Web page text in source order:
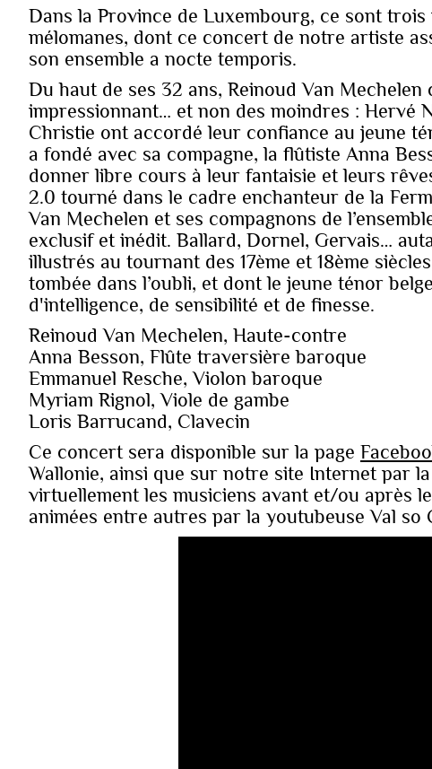
Dans la Province de Luxembourg, ce sont
mélomanes, dont ce concert de notre artiste
son ensemble a nocte temporis.
Du haut de ses 32 ans, Reinoud Van Mechelen
impressionnant… et non des moindres : Hervé
Christie ont accordé leur confiance au jeune
a fondé avec sa compagne, la flûtiste Anna
donner libre cours à leur fantaisie et leurs
2.0 tourné dans le cadre enchanteur de la
Van Mechelen et ses compagnons de
exclusif et inédit. Ballard, Dornel, Gervais…
illustrés au tournant des 17ème et 18ème
tombée dans l’oubli, et dont le jeune ténor
d'intelligence, de sensibilité et de finesse.
Reinoud Van Mechelen, Haute-contre
Anna Besson, Flûte traversière baroque
Emmanuel Resche, Violon baroque
Myriam Rignol, Viole de gambe
Loris Barrucand, Clavecin
Ce concert sera disponible sur la page
Wallonie, ainsi que sur notre site Internet par
virtuellement les musiciens avant et/ou après
animées entre autres par la youtubeuse Val so